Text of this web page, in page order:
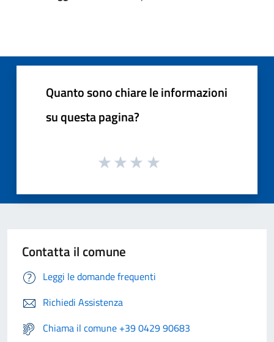
Quanto sono chiare le informazioni
su questa pagina?
Contatta il comune
Leggi le domande frequenti
Richiedi Assistenza
Chiama il comune +39 0429 90683